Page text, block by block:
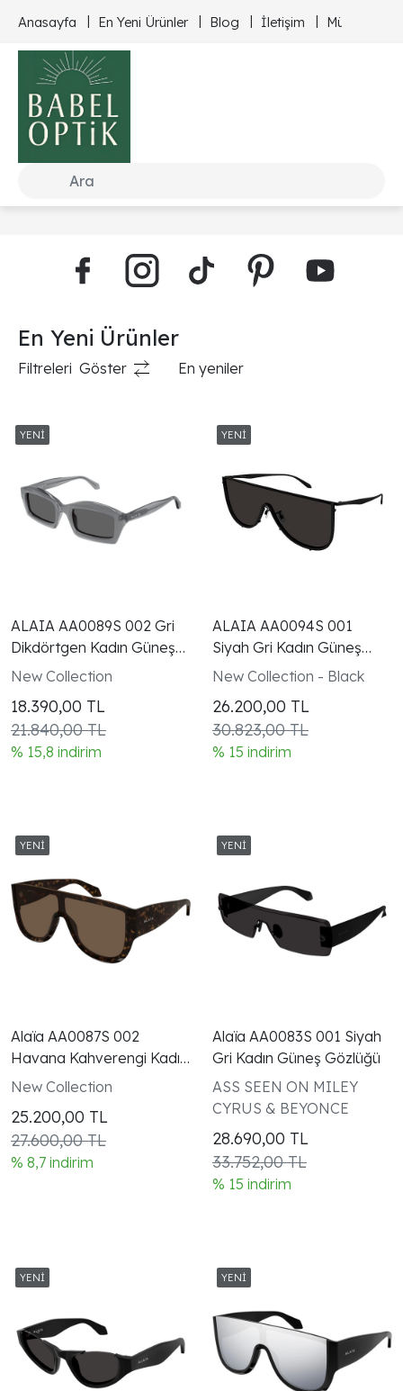
Anasayfa En Yeni Ürünler Blog İletişim Müşteri
En Yeni Ürünler
Filtreleri Göster En yeniler
ALAIA AA0089S 002 Gri
Dikdörtgen Kadın Güneş
Gözlüğü
New Collection
18.390,00 TL
21.840,00 TL
% 15,8 indirim
ALAIA AA0094S 001
Siyah Gri Kadın Güneş
Gözlüğü
New Collection - Black
26.200,00 TL
30.823,00 TL
% 15 indirim
Alaïa AA0087S 002
Havana Kahverengi Kadın
Güneş Gözlüğü
New Collection
25.200,00 TL
27.600,00 TL
% 8,7 indirim
Alaïa AA0083S 001 Siyah
Gri Kadın Güneş Gözlüğü
ASS SEEN ON MILEY
CYRUS & BEYONCE
28.690,00 TL
33.752,00 TL
% 15 indirim